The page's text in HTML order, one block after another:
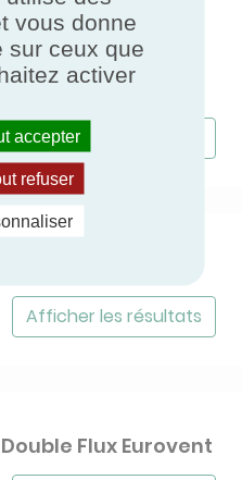
à débit de
Afficher les résultats
Afficher les résultats
Flux Eurovent
vous donne
sur ceux que
activer
accepter
refuser